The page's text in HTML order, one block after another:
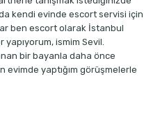
kendi evinde escort servisi için
ben escort olarak İstanbul
ismim Sevil.
bir bayanla daha önce
evimde yaptığım görüşmelerle